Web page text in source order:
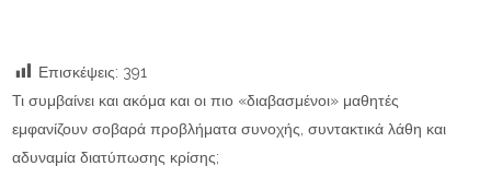
Επισκέψεις: 391
Τι συμβαίνει και ακόμα και οι πιο «διαβασμένοι» μαθητές
εμφανίζουν σοβαρά προβλήματα συνοχής, συντακτικά λάθη και
αδυναμία διατύπωσης κρίσης;